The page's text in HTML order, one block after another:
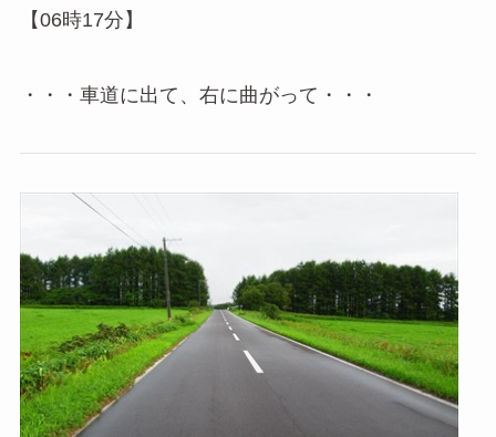
【06時17分】
・・・車道に出て、右に曲がって・・・